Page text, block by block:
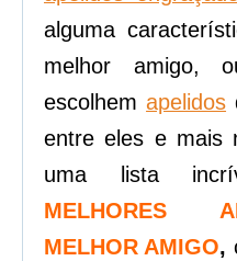
alguma
melhor amigo,
escolhemapelidos
entre eles e mais
uma lista
MELHORES
MELHOR AMIGO,